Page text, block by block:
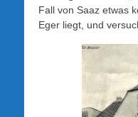
Fall von Saaz etwas
Eger liegt, und